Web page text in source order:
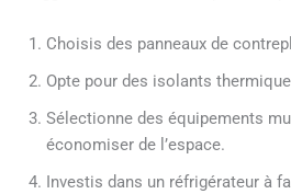
Choisis des panneaux de
Opte pour des isolants
Sélectionne des équipements
économiser de l’espace.
Investis dans un réfrigérateur à